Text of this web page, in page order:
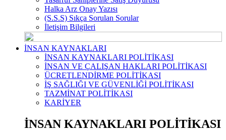
Halka Arz Onay Yazısı
(S.S.S) Sıkça Sorulan Sorular
İletişim Bilgileri
İNSAN KAYNAKLARI
İNSAN KAYNAKLARI POLİTİKASI
İNSAN VE ÇALIŞAN HAKLARI POLİTİKASI
ÜCRETLENDİRME POLİTİKASI
İŞ SAĞLIĞI VE GÜVENLİĞİ POLİTİKASI
TAZMİNAT POLİTİKASI
KARİYER
İNSAN KAYNAKLARI POLİTİKASI